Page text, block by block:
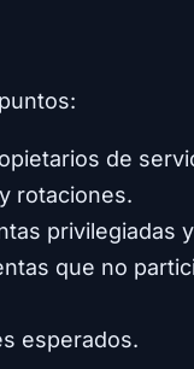
de
rotaciones.
privilegiadas
que no
esperados.